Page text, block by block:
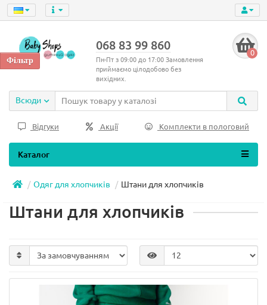
068 83 99 860
Пн-Пт з 09:00 до 17:00 Замовлення
приймаємо цілодобово без
вихідних.
0
Всюди
Відгуки Акції Комплекти в пологовий
Каталог
Одяг для хлопчиків Штани для хлопчиків
Штани для хлопчиків